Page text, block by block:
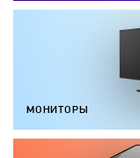
МОНИТОРЫ